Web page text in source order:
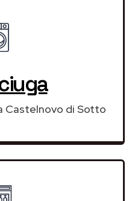
Castelnovo di Sotto